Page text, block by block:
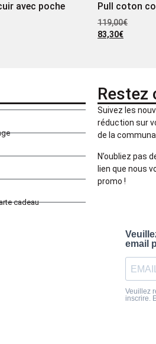
avec poche
Pull coton
119,00€
83,30€
cadeau
Restez
Suivez les
réduction sur
de la
N’oubliez pas
lien que nous
promo !
email
Veuillez
inscrire.